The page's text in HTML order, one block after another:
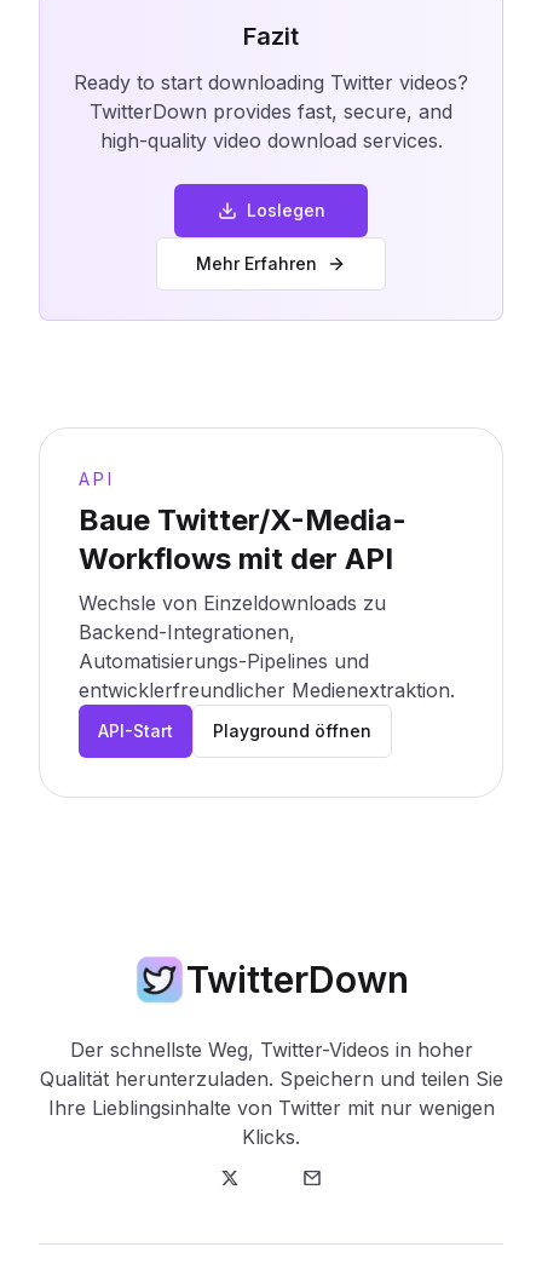
Fazit
Ready to start downloading Twitter videos?
TwitterDown provides fast, secure, and
high-quality video download services.
Loslegen
Mehr Erfahren
API
Baue Twitter/X-Media-
Workflows mit der API
Wechsle von Einzeldownloads zu
Backend-Integrationen,
Automatisierungs-Pipelines und
entwicklerfreundlicher Medienextraktion.
API-Start Playground öffnen
TwitterDown
Der schnellste Weg, Twitter-Videos in hoher
Qualität herunterzuladen. Speichern und teilen Sie
Ihre Lieblingsinhalte von Twitter mit nur wenigen
Klicks.
Twitter E-Mail